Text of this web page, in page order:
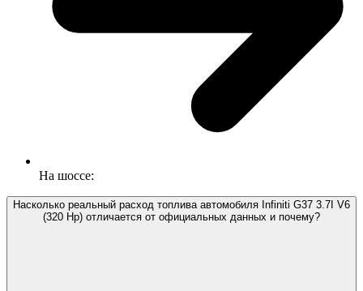
На шоссе:
Насколько реальный расход топлива автомобиля Infiniti G37 3.7I V6
(320 Hp) отличается от официальных данных и почему?